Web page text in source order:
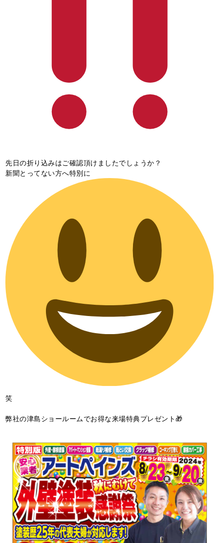
先日の折り込みはご確認頂けましたでしょうか？
新聞とってない方へ特別に
笑
弊社の津島ショールームでお得な来場特典プレゼント🎁